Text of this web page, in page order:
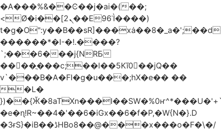
�A���%&��Ͼ��j�ai�(��;
<Ø�i��[ܢ2��E96ʾÌ����)
������*�I-�!.����?
`;���6���j{NRБ
��򠋖��ֳ���c;��l��5Kĩ0��jQ��
v`���B�A�FI�g�u���;hX�e�� ��
�L�
�e�ɳ!R~��4�'��6�iGx��6�f�P,�W{N�}.D
�3ɍS}�iB ��ڈHBo8��@���x���o�F�\�/